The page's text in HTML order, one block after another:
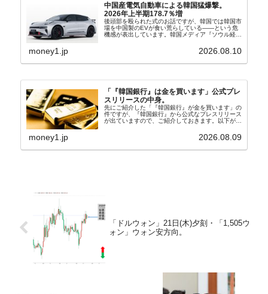
中国産電気自動車による韓国猛爆撃。
2026年上半期178.7％増
後頭部を殴られた式のお話ですが、韓国では韓国市
場を中国製のEVが食い荒らしている――という危
機感が表出しています。韓国メディア『ソウル経
ルは「中国EVの大攻勢…東風もプジョーと手を組
money1.jp 2026.08.10
「『韓国銀行』は金を買います」公式プレ
スリリースの中身。
先にご紹介した「『韓国銀行』が金を買います」の
件ですが、『韓国銀行』から公式なプレスリリース
が出ていますので、ご紹介しておきます。以下が全
れ協力体制を構築□『韓国銀行』は、国内生産金の
money1.jp 2026.08.09
「ドルウォン」21日(木)夕刻・「1,505ウ
ォン」ウォン安方向。